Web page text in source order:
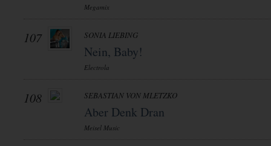
Megamix
107 SONIA LIEBING
Nein, Baby!
Electrola
108 SEBASTIAN VON MLETZKO
Aber Denk Dran
Meisel Music